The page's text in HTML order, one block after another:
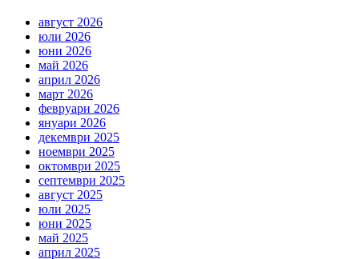
август 2026
юли 2026
юни 2026
май 2026
април 2026
март 2026
февруари 2026
януари 2026
декември 2025
ноември 2025
октомври 2025
септември 2025
август 2025
юли 2025
юни 2025
май 2025
април 2025